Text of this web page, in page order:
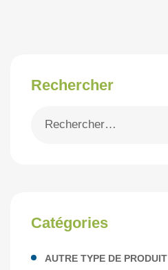
Rechercher
Catégories
AUTRE TYPE DE PRODUIT